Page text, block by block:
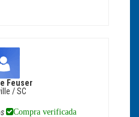
Feuser
/ SC
Compra verificada